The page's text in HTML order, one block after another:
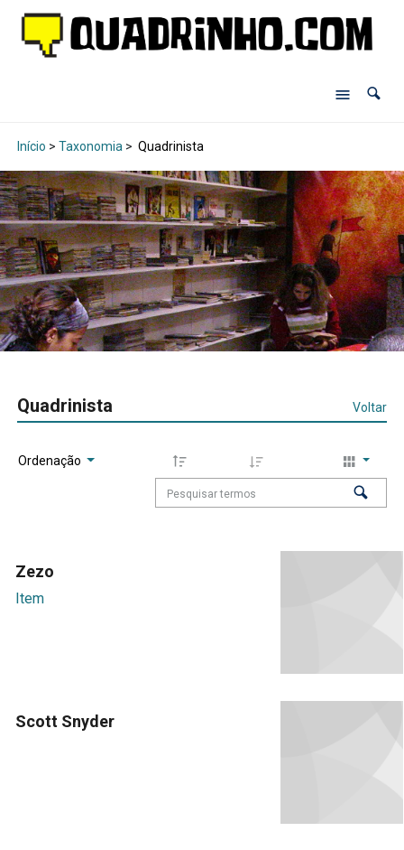
Início > Taxonomia > Quadrinista
Quadrinista Voltar
Ordenação
Zezo
Item
Scott Snyder